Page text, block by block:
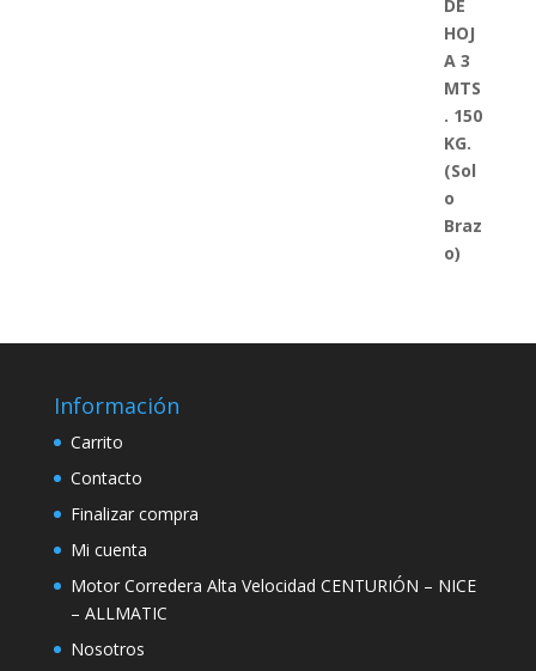
Información
Carrito
Contacto
Finalizar compra
Mi cuenta
Motor Corredera Alta Velocidad CENTURIÓN – NICE
– ALLMATIC
Nosotros